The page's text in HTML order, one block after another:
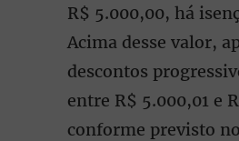
R$ 5.000,00, há
Acima desse valor,
descontos
entre R$ 5.000,01 e
conforme previsto